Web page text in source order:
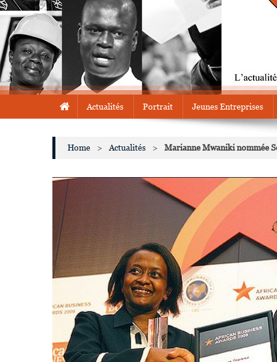
Actualités Portrait Jeunes Entreprises
Home > Actualités > Marianne Mwaniki nommée